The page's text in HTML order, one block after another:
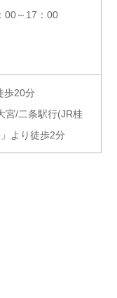
00～17：00
歩20分
/二条駅行(JR桂
より徒歩2分